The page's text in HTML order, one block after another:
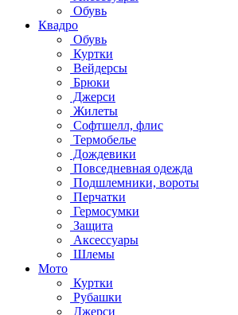
Обувь
Квадро
Обувь
Куртки
Вейдерсы
Брюки
Джерси
Жилеты
Софтшелл, флис
Термобелье
Дождевики
Повседневная одежда
Подшлемники, вороты
Перчатки
Гермосумки
Защита
Аксессуары
Шлемы
Мото
Куртки
Рубашки
Джерси